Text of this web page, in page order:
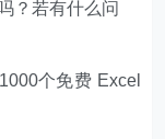
？若有什么问
个免费 Excel